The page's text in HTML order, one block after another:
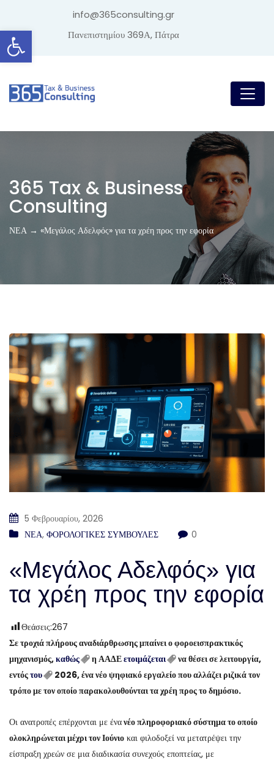
Ανοίξτε τη γραμμή εργαλείων
info@365consulting.gr
Πανεπιστημίου 369Α, Πάτρα
365 Tax & Business
Consulting
ΝΕΑ → «Μεγάλος Αδελφός» για τα χρέη προς την εφορία
5 Φεβρουαρίου, 2026
ΝΕΑ, ΦΟΡΟΛΟΓΙΚΕΣ ΣΥΜΒΟΥΛΕΣ 0
«Μεγάλος Αδελφός» για
τα χρέη προς την εφορία
Θεάσεις:267
Σε τροχιά πλήρους αναδιάρθρωσης μπαίνει ο φοροεισπρακτικός
μηχανισμός,καθώς η ΑΑΔΕετοιμάζεται
να θέσει σε λειτουργία,
εντόςτου
2026, ένα νέο ψηφιακό εργαλείο που αλλάζει ριζικά τον
τρόπο με τον οποίο παρακολουθούνται τα χρέη προς το δημόσιο.
Οι ανατροπές επέρχονται με ένανέο πληροφοριακό σύστημα το οποίο
ολοκληρώνεται μέχρι τον Ιούνιο και φιλοδοξεί να μετατρέψει την
είσπραξη χρεών σε μια διαδικασία συνεχούς εποπτείας, με